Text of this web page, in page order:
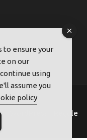
Magazine Pro |
Regole
to ensure your
on our
using
assume you
policy